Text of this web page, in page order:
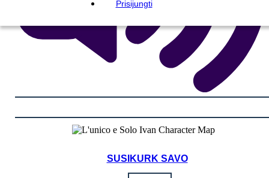
Prisijungti
SUSIKURK SAVO